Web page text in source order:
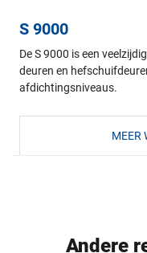
S 9000
De S 9000 is een
deuren en
afdichtingsniveaus.
MEER
Andere